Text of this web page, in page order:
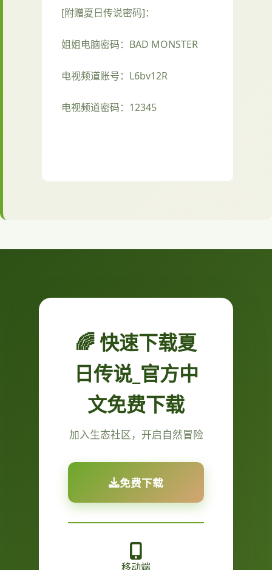
[附赠夏日传说密码]：
姐姐电脑密码：BAD MONSTER
电视频道账号：L6bv12R
电视频道密码：12345
🌈 快速下载夏
日传说_官方中
文免费下载
加入生态社区，开启自然冒险
免费下载
移动端